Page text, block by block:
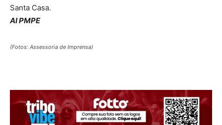
Santa Casa.
AI PMPE
(Fotos: Assessoria de Imprensa)